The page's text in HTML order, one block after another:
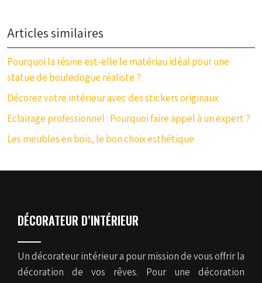
Articles similaires
Pourquoi la résine est-elle le matériau idéal pour une
statue de bouledogue réaliste ?
Décorez votre intérieur avec des stickers originaux
Eclairage professionnel : Pourquoi faire appel à un expert ?
Les meubles en bois, le bon choix esthétique
DÉCORATEUR D’INTÉRIEUR
Un décorateur intérieur a pour mission de vous offrir la
décoration de vos rêves. Pour une décoration